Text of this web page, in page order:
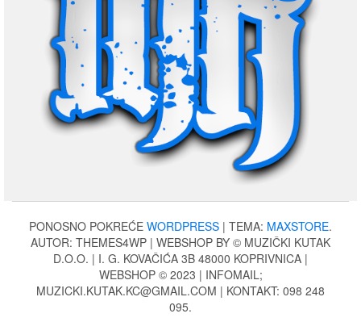
PONOSNO POKREĆE WORDPRESS | TEMA: MAXSTORE.
AUTOR: THEMES4WP | WEBSHOP BY © MUZIČKI KUTAK
D.O.O. | I. G. KOVAČIĆA 3B 48000 KOPRIVNICA |
WEBSHOP © 2023 | INFOMAIL;
MUZICKI.KUTAK.KC@GMAIL.COM | KONTAKT: 098 248
095.